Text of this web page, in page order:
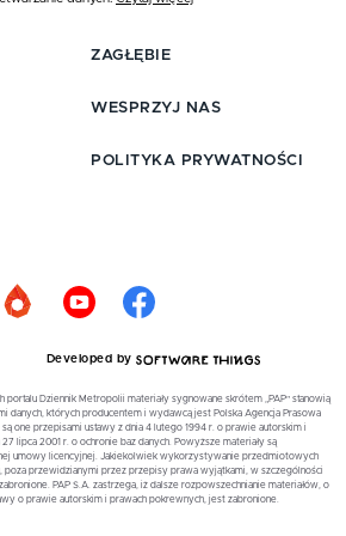
ZAGŁĘBIE
WESPRZYJ NAS
POLITYKA PRYWATNOŚCI
Developed by
portalu Dziennik Metropolii materiały sygnowane skrótem „PAP” stanowią
danych, których producentem i wydawcą jest Polska Agencja Prasowa
one przepisami ustawy z dnia 4 lutego 1994 r. o prawie autorskim i
lipca 2001 r. o ochronie baz danych. Powyższe materiały są
umowy licencyjnej. Jakiekolwiek wykorzystywanie przedmiotowych
poza przewidzianymi przez przepisy prawa wyjątkami, w szczególności
PAP S.A. zastrzega, iż dalsze rozpowszechnianie materiałów, o
o prawie autorskim i prawach pokrewnych, jest zabronione.